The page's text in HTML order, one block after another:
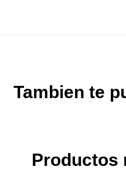
Tambien te
Productos